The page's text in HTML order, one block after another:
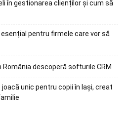
în gestionarea clienților și cum să
esențial pentru firmele care vor să
România descoperă softurile CRM
unic pentru copii în Iași, creat